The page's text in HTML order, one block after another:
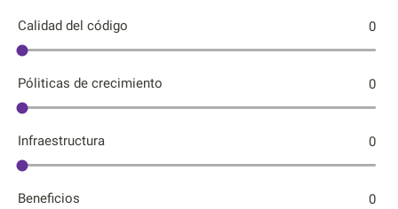
Calidad del código 0
Póliticas de crecimiento 0
Infraestructura 0
Beneficios 0